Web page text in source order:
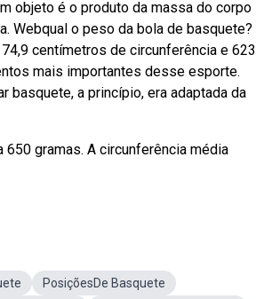
objeto é o produto da massa do corpo
Webqual o peso da bola de basquete?
centímetros de circunferência e 623
mais importantes desse esporte.
basquete, a princípio, era adaptada da
gramas. A circunferência média
PosiçõesDe Basquete